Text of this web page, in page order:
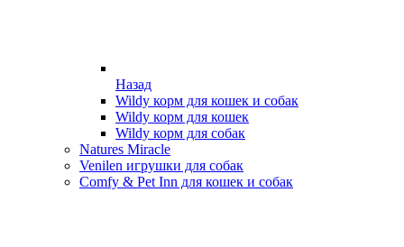
Назад
Wildy корм для кошек и собак
Wildy корм для кошек
Wildy корм для собак
Natures Miracle
Venilen игрушки для собак
Comfy & Pet Inn для кошек и собак